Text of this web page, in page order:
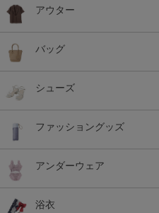
アウター
バッグ
シューズ
ファッショングッズ
アンダーウェア
浴衣